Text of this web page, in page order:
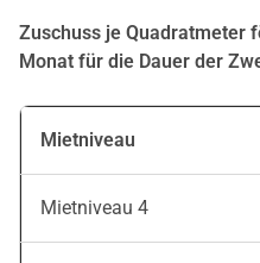
Zuschuss je Quadratmeter
Monat für die Dauer der
Mietniveau
Mietniveau 4